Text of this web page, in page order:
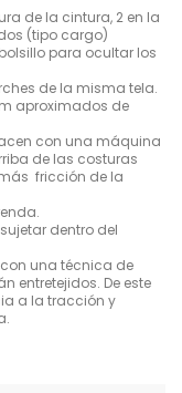
de la cintura, 2 en la
(tipo cargo)
para ocultar los
de la misma tela.
aproximados de
con una máquina
de las costuras
fricción de la
dentro del
una técnica de
entretejidos. De este
a la tracción y